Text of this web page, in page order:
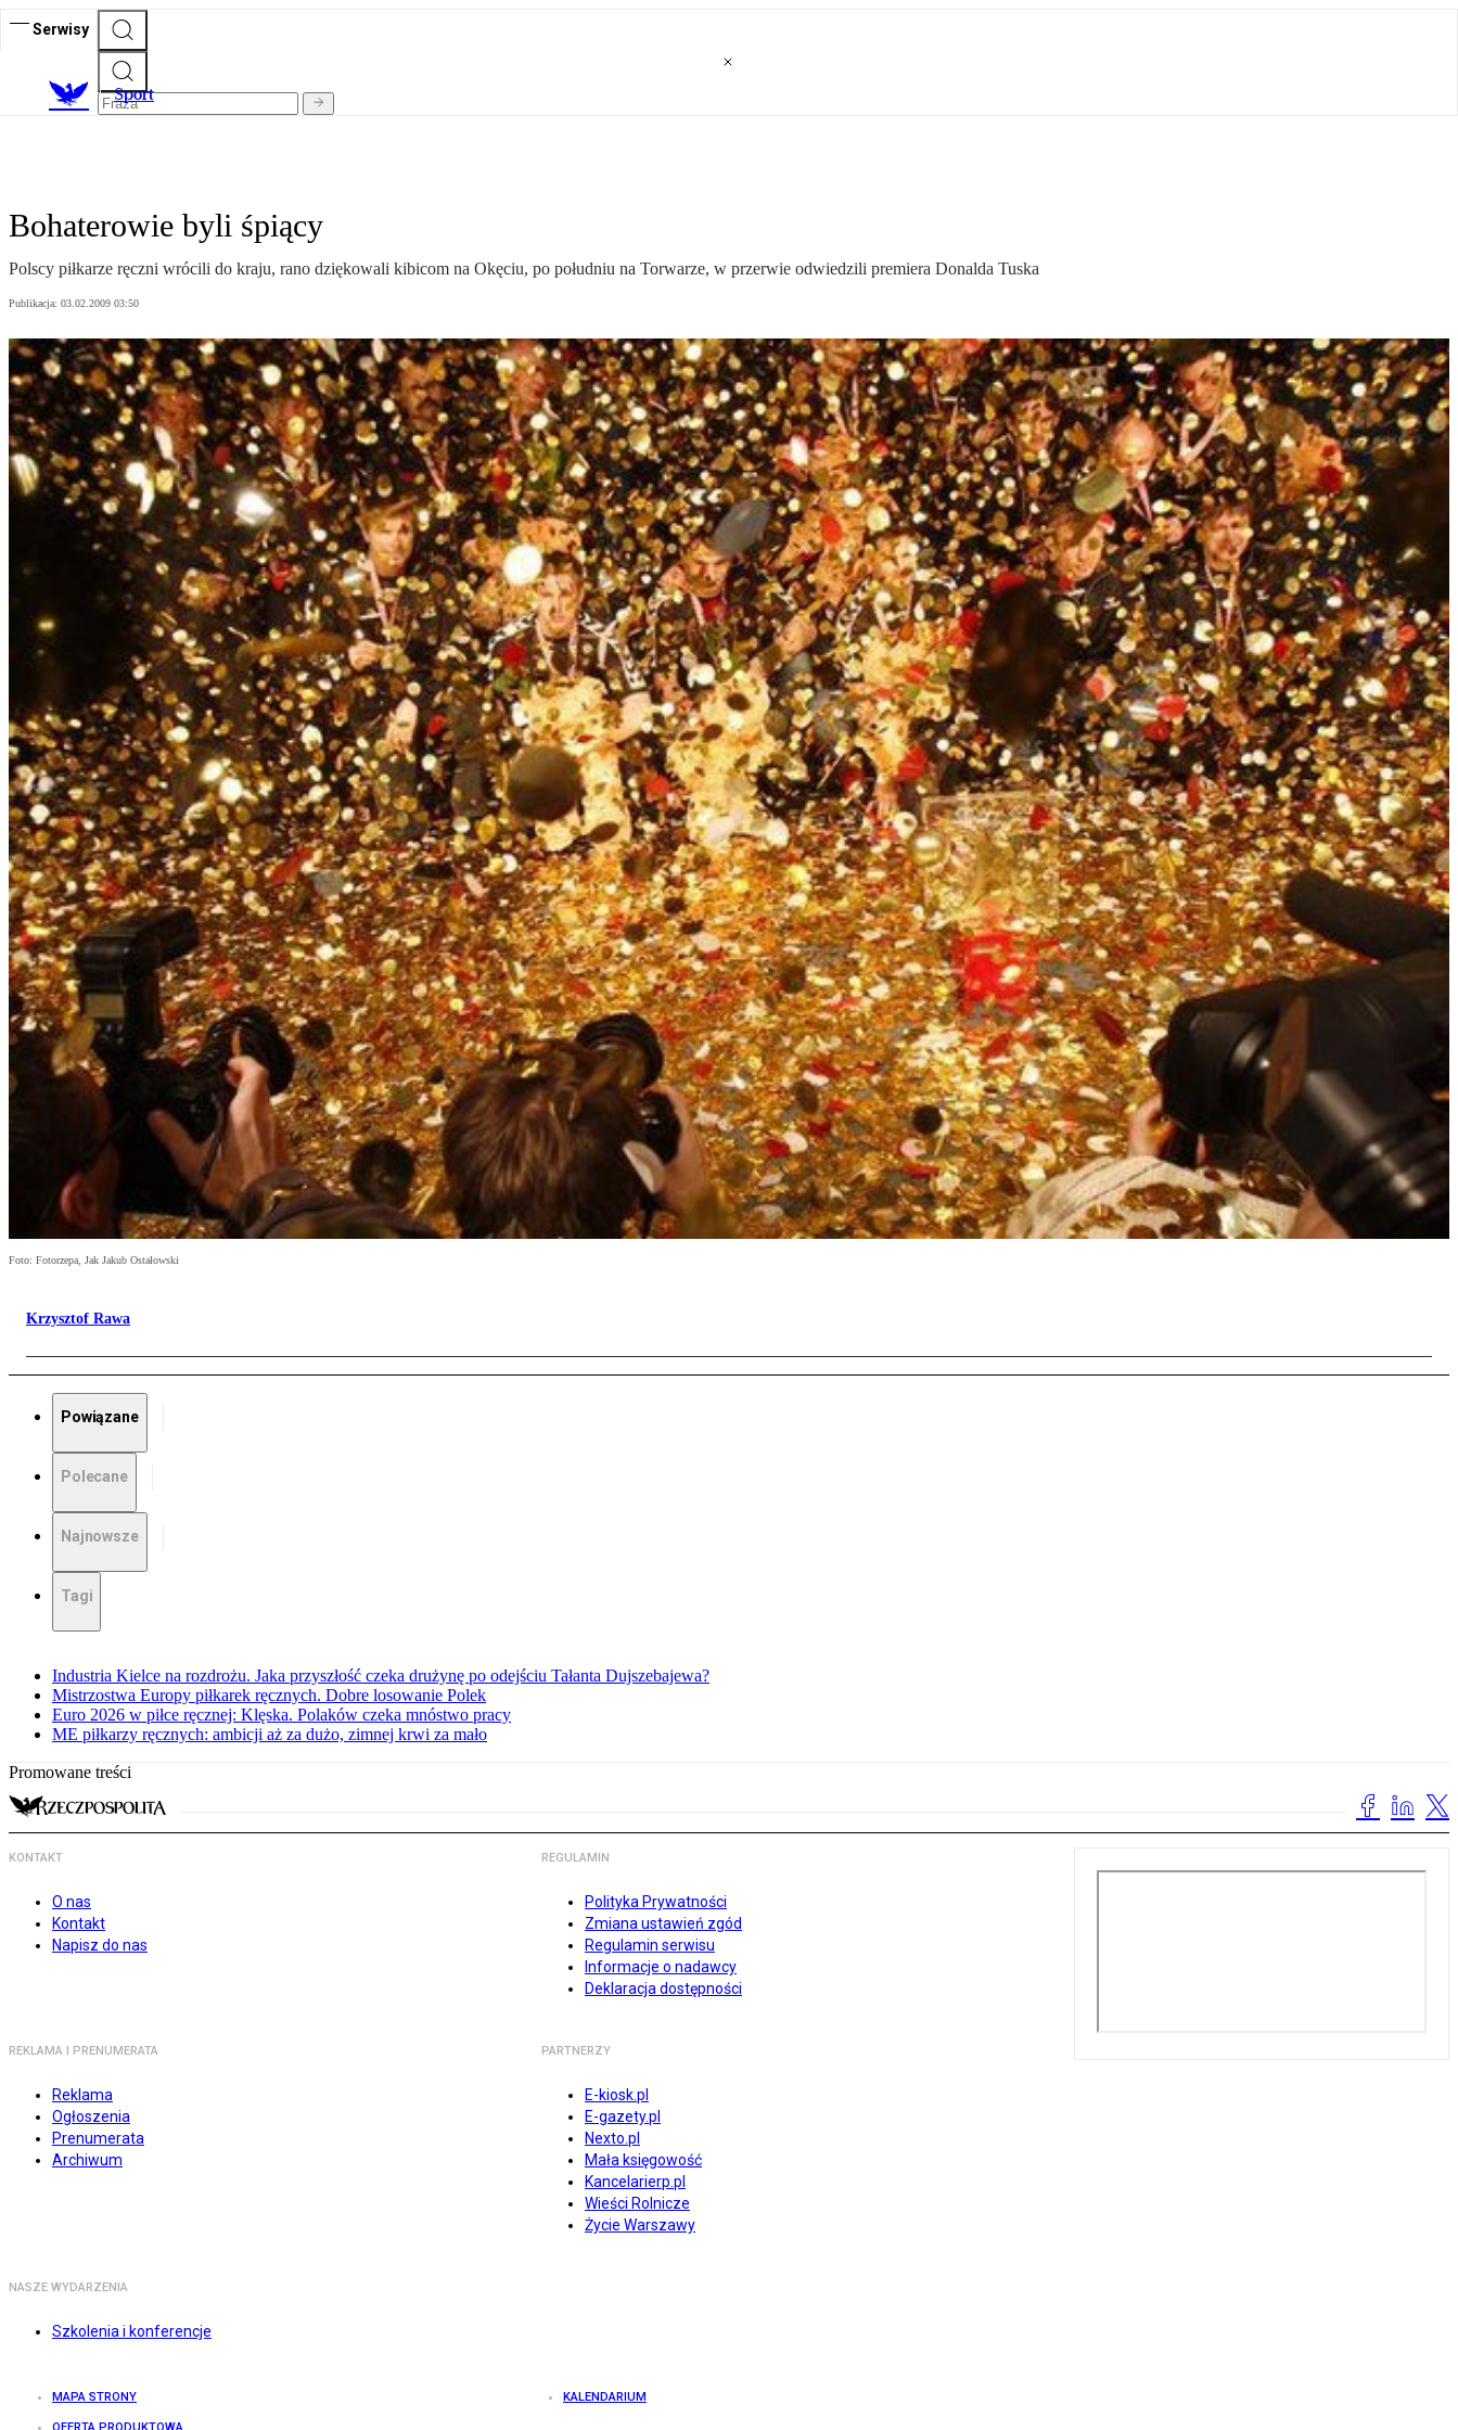
Serwisy
Sport
Bohaterowie byli śpiący
Polscy piłkarze ręczni wrócili do kraju, rano dziękowali kibicom na Okęciu, po południu na Torwarze, w przerwie odwiedzili premiera Donalda Tuska
Publikacja: 03.02.2009 03:50
Foto: Fotorzepa, Jak Jakub Ostałowski
Krzysztof Rawa
Powiązane
Polecane
Najnowsze
Tagi
Industria Kielce na rozdrożu. Jaka przyszłość czeka drużynę po odejściu Tałanta Dujszebajewa?
Mistrzostwa Europy piłkarek ręcznych. Dobre losowanie Polek
Euro 2026 w piłce ręcznej: Klęska. Polaków czeka mnóstwo pracy
ME piłkarzy ręcznych: ambicji aż za dużo, zimnej krwi za mało
Promowane treści
KONTAKT
O nas
Kontakt
Napisz do nas
REGULAMIN
Polityka Prywatności
Zmiana ustawień zgód
Regulamin serwisu
Informacje o nadawcy
Deklaracja dostępności
REKLAMA I PRENUMERATA
Reklama
Ogłoszenia
Prenumerata
Archiwum
PARTNERZY
E-kiosk.pl
E-gazety.pl
Nexto.pl
Mała księgowość
Kancelarierp.pl
Wieści Rolnicze
Życie Warszawy
NASZE WYDARZENIA
Szkolenia i konferencje
MAPA STRONY KALENDARIUM